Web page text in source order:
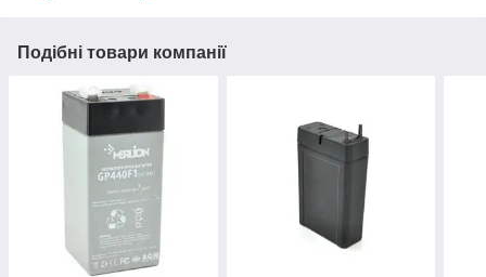
Подібні товари компанії